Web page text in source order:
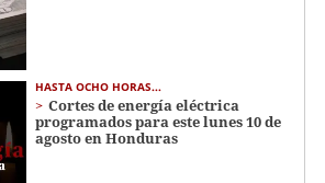
HASTA OCHO HORAS...
Cortes de energía eléctrica
programados para este lunes 10 de
agosto en Honduras